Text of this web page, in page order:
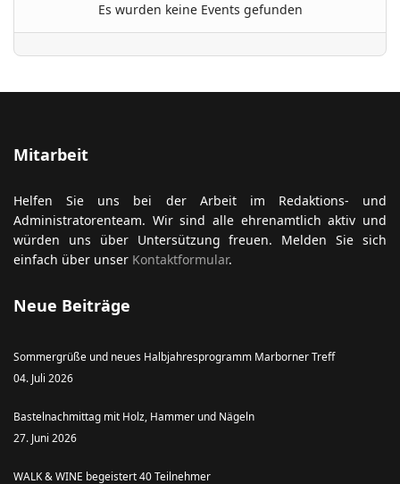
Es wurden keine Events gefunden
Mitarbeit
Helfen Sie uns bei der Arbeit im Redaktions- und
Administratorenteam. Wir sind alle ehrenamtlich aktiv und
würden uns über Untersützung freuen. Melden Sie sich
einfach über unser Kontaktformular.
Neue Beiträge
Sommergrüße und neues Halbjahresprogramm Marborner Treff
04. Juli 2026
Bastelnachmittag mit Holz, Hammer und Nägeln
27. Juni 2026
WALK & WINE begeistert 40 Teilnehmer
anzeigen